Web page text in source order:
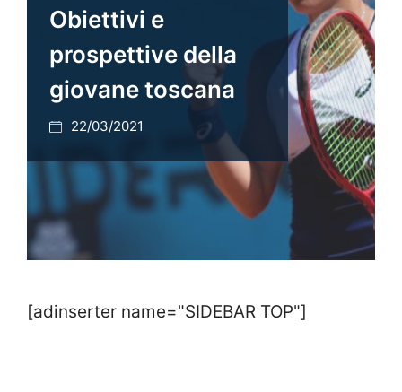
Obiettivi e
prospettive della
giovane toscana
22/03/2021
[adinserter name="SIDEBAR TOP"]